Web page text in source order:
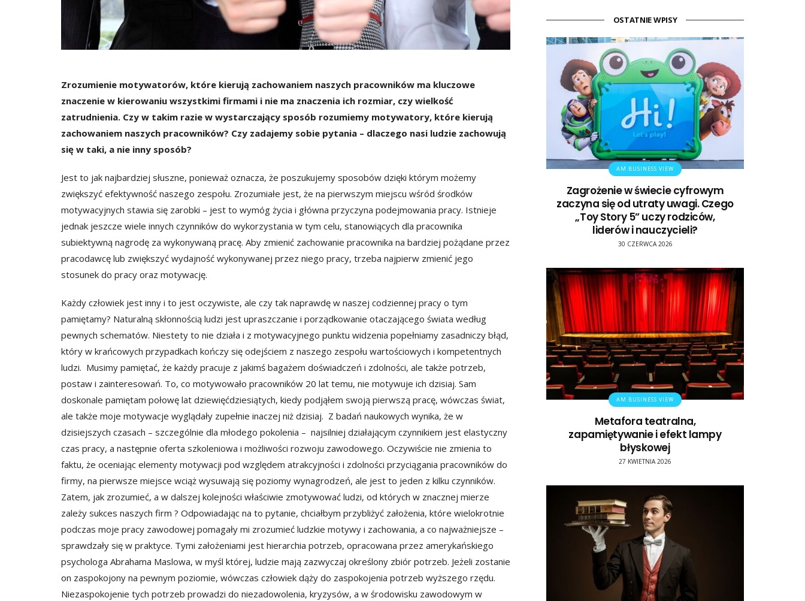
Zrozumienie motywatorów, które kierują zachowaniem naszych pracowników ma kluczowe
znaczenie w kierowaniu wszystkimi firmami i nie ma znaczenia ich rozmiar, czy wielkość
zatrudnienia. Czy w takim razie w wystarczający sposób rozumiemy motywatory, które kierują
zachowaniem naszych pracowników? Czy zadajemy sobie pytania – dlaczego nasi ludzie zachowują
się w taki, a nie inny sposób?
Jest to jak najbardziej słuszne, ponieważ oznacza, że poszukujemy sposobów dzięki którym możemy
zwiększyć efektywność naszego zespołu. Zrozumiałe jest, że na pierwszym miejscu wśród środków
motywacyjnych stawia się zarobki – jest to wymóg życia i główna przyczyna podejmowania pracy. Istnieje
jednak jeszcze wiele innych czynników do wykorzystania w tym celu, stanowiących dla pracownika
subiektywną nagrodę za wykonywaną pracę. Aby zmienić zachowanie pracownika na bardziej pożądane przez
pracodawcę lub zwiększyć wydajność wykonywanej przez niego pracy, trzeba najpierw zmienić jego
stosunek do pracy oraz motywację.
Każdy człowiek jest inny i to jest oczywiste, ale czy tak naprawdę w naszej codziennej pracy o tym
pamiętamy? Naturalną skłonnością ludzi jest upraszczanie i porządkowanie otaczającego świata według
pewnych schematów. Niestety to nie działa i z motywacyjnego punktu widzenia popełniamy zasadniczy błąd,
który w krańcowych przypadkach kończy się odejściem z naszego zespołu wartościowych i kompetentnych
ludzi. Musimy pamiętać, że każdy pracuje z jakimś bagażem doświadczeń i zdolności, ale także potrzeb,
postaw i zainteresowań. To, co motywowało pracowników 20 lat temu, nie motywuje ich dzisiaj. Sam
doskonale pamiętam połowę lat dziewięćdziesiątych, kiedy podjąłem swoją pierwszą pracę, wówczas świat,
ale także moje motywacje wyglądały zupełnie inaczej niż dzisiaj. Z badań naukowych wynika, że w
dzisiejszych czasach – szczególnie dla młodego pokolenia – najsilniej działającym czynnikiem jest elastyczny
czas pracy, a następnie oferta szkoleniowa i możliwości rozwoju zawodowego. Oczywiście nie zmienia to
faktu, że oceniając elementy motywacji pod względem atrakcyjności i zdolności przyciągania pracowników do
firmy, na pierwsze miejsce wciąż wysuwają się poziomy wynagrodzeń, ale jest to jeden z kilku czynników.
Zatem, jak zrozumieć, a w dalszej kolejności właściwie zmotywować ludzi, od których w znacznej mierze
zależy sukces naszych firm ? Odpowiadając na to pytanie, chciałbym przybliżyć założenia, które wielokrotnie
podczas moje pracy zawodowej pomagały mi zrozumieć ludzkie motywy i zachowania, a co najważniejsze –
sprawdzały się w praktyce. Tymi założeniami jest hierarchia potrzeb, opracowana przez amerykańskiego
psychologa Abrahama Maslowa, w myśl której, ludzie mają zazwyczaj określony zbiór potrzeb. Jeżeli zostanie
on zaspokojony na pewnym poziomie, wówczas człowiek dąży do zaspokojenia potrzeb wyższego rzędu.
Niezaspokojenie tych potrzeb prowadzi do niezadowolenia, kryzysów, a w środowisku zawodowym w
OSTATNIE WPISY
AM BUSINESS VIEW
Zagrożenie w świecie cyfrowym
zaczyna się od utraty uwagi. Czego
„Toy Story 5” uczy rodziców,
liderów i nauczycieli?
30 CZERWCA 2026
AM BUSINESS VIEW
Metafora teatralna,
zapamiętywanie i efekt lampy
błyskowej
27 KWIETNIA 2026